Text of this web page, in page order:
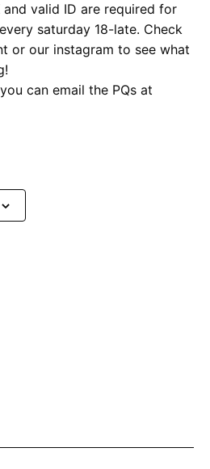
and valid ID are required for
saturday 18-late. Check
or our instagram to see what
can email the PQs at